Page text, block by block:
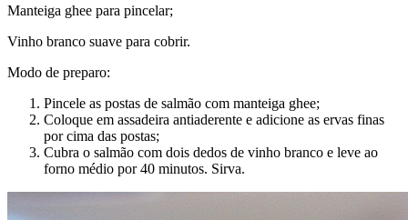
Manteiga ghee para pincelar;
Vinho branco suave para cobrir.
Modo de preparo:
Pincele as postas de salmão com manteiga ghee;
Coloque em assadeira antiaderente e adicione as ervas finas
por cima das postas;
Cubra o salmão com dois dedos de vinho branco e leve ao
forno médio por 40 minutos. Sirva.